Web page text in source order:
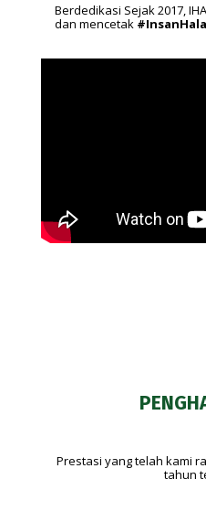
Berdedikasi Sejak 2017,
dan mencetak
Prestasi yang telah kami
tahun